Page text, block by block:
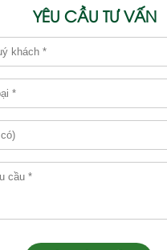
YÊU CẦU TƯ VẤN